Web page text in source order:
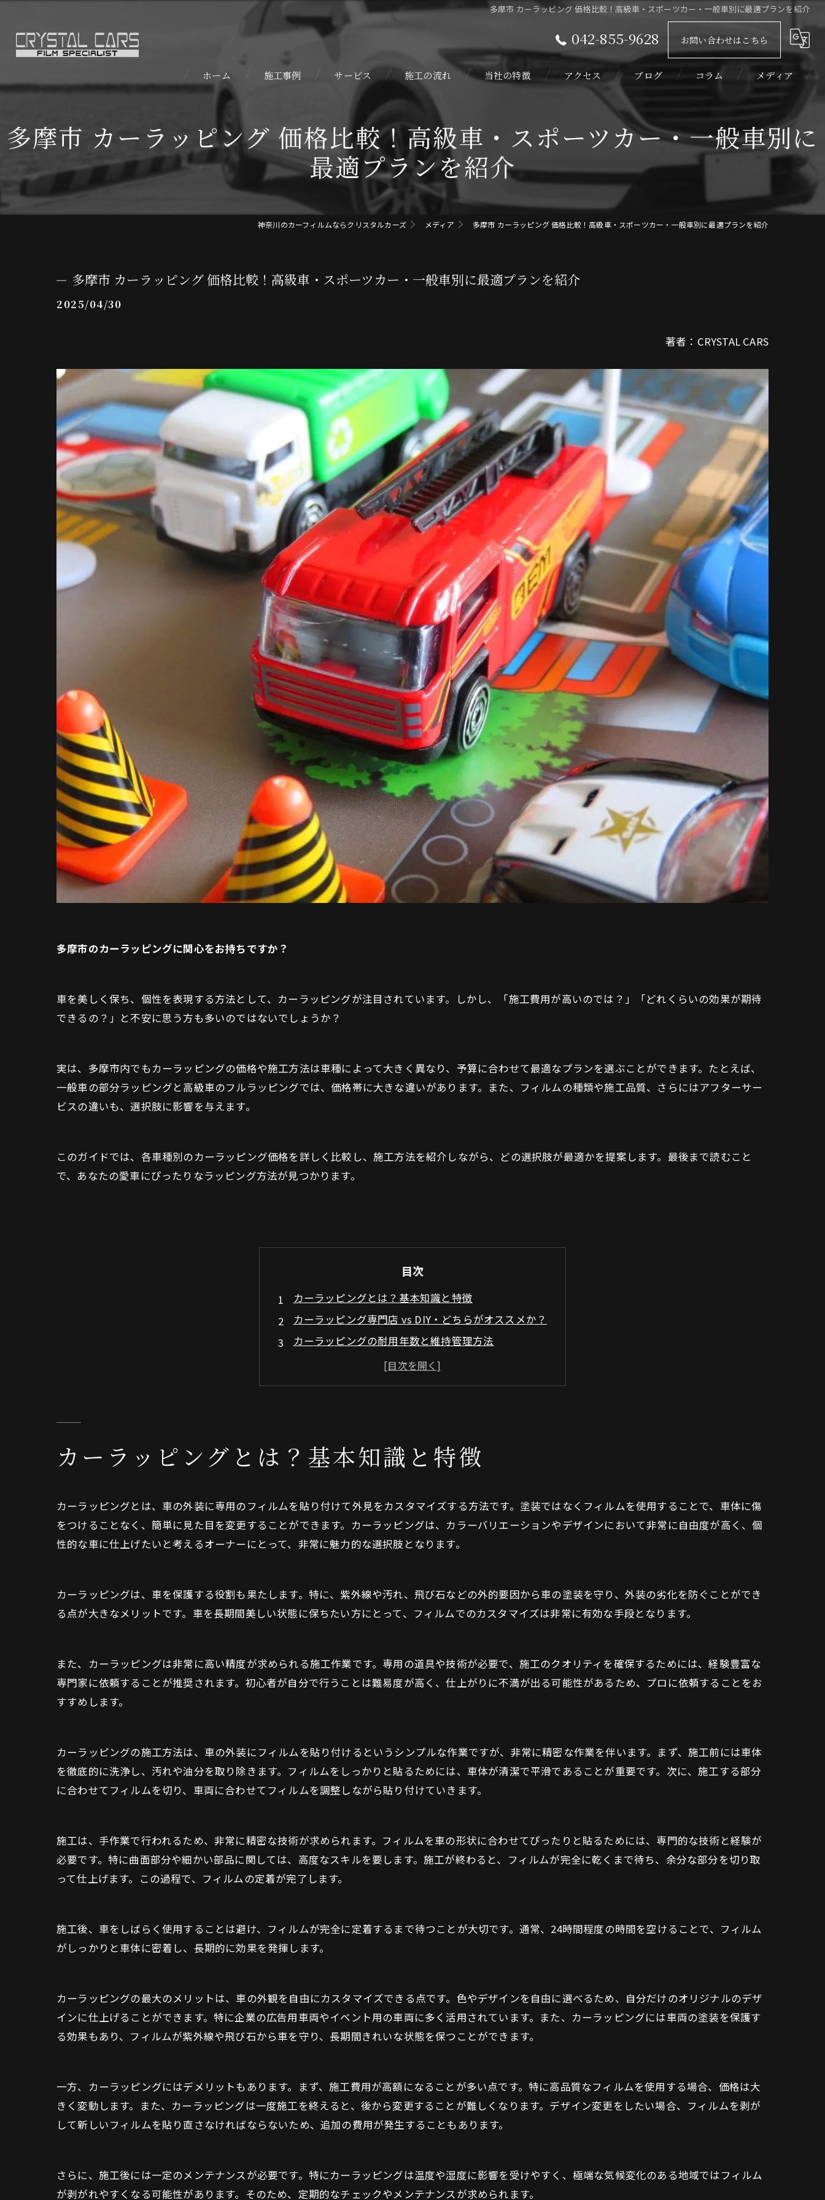
多摩市 カーラッピング 価格比較！高級車・スポーツカー・一般車別に最適プランを紹介
042-855-9628 お問い合わせはこちら
ホーム 施工事例 サービス 施工の流れ 当社の特徴
カスタム
カーラッピング
コーティング
プロテクションフィルム
アクセス ブログ コラム メディア
多摩市 カーラッピング 価格比較！高級車・スポーツカー・一般車別に
最適プランを紹介
神奈川のカーフィルムならクリスタルカーズ メディア 多摩市 カーラッピング 価格比較！高級車・スポーツカー・一般車別に最適プランを紹介
多摩市 カーラッピング 価格比較！高級車・スポーツカー・一般車別に最適プランを紹介
2025/04/30
著者：CRYSTAL CARS
多摩市のカーラッピングに関心をお持ちですか？
車を美しく保ち、個性を表現する方法として、カーラッピングが注目されています。しかし、「施工費用が高いのでは？」「どれくらいの効果が期待
できるの？」と不安に思う方も多いのではないでしょうか？
実は、多摩市内でもカーラッピングの価格や施工方法は車種によって大きく異なり、予算に合わせて最適なプランを選ぶことができます。たとえば、
一般車の部分ラッピングと高級車のフルラッピングでは、価格帯に大きな違いがあります。また、フィルムの種類や施工品質、さらにはアフターサー
ビスの違いも、選択肢に影響を与えます。
このガイドでは、各車種別のカーラッピング価格を詳しく比較し、施工方法を紹介しながら、どの選択肢が最適かを提案します。最後まで読むこと
で、あなたの愛車にぴったりなラッピング方法が見つかります。
目次
カーラッピングとは？基本知識と特徴
カーラッピング専門店 vs DIY・どちらがオススメか？
カーラッピングの耐用年数と維持管理方法
多摩市でCRYSTAL CARSが選ばれる理由
カーラッピングの基礎知識
会社概要
対応地域
カーラッピングとは？基本知識と特徴
カーラッピングとは、車の外装に専用のフィルムを貼り付けて外見をカスタマイズする方法です。塗装ではなくフィルムを使用することで、車体に傷
をつけることなく、簡単に見た目を変更することができます。カーラッピングは、カラーバリエーションやデザインにおいて非常に自由度が高く、個
性的な車に仕上げたいと考えるオーナーにとって、非常に魅力的な選択肢となります。
カーラッピングは、車を保護する役割も果たします。特に、紫外線や汚れ、飛び石などの外的要因から車の塗装を守り、外装の劣化を防ぐことができ
る点が大きなメリットです。車を長期間美しい状態に保ちたい方にとって、フィルムでのカスタマイズは非常に有効な手段となります。
また、カーラッピングは非常に高い精度が求められる施工作業です。専用の道具や技術が必要で、施工のクオリティを確保するためには、経験豊富な
専門家に依頼することが推奨されます。初心者が自分で行うことは難易度が高く、仕上がりに不満が出る可能性があるため、プロに依頼することをお
すすめします。
カーラッピングの施工方法は、車の外装にフィルムを貼り付けるというシンプルな作業ですが、非常に精密な作業を伴います。まず、施工前には車体
を徹底的に洗浄し、汚れや油分を取り除きます。フィルムをしっかりと貼るためには、車体が清潔で平滑であることが重要です。次に、施工する部分
に合わせてフィルムを切り、車両に合わせてフィルムを調整しながら貼り付けていきます。
施工は、手作業で行われるため、非常に精密な技術が求められます。フィルムを車の形状に合わせてぴったりと貼るためには、専門的な技術と経験が
必要です。特に曲面部分や細かい部品に関しては、高度なスキルを要します。施工が終わると、フィルムが完全に乾くまで待ち、余分な部分を切り取
って仕上げます。この過程で、フィルムの定着が完了します。
施工後、車をしばらく使用することは避け、フィルムが完全に定着するまで待つことが大切です。通常、24時間程度の時間を空けることで、フィルム
がしっかりと車体に密着し、長期的に効果を発揮します。
カーラッピングの最大のメリットは、車の外観を自由にカスタマイズできる点です。色やデザインを自由に選べるため、自分だけのオリジナルのデザ
インに仕上げることができます。特に企業の広告用車両やイベント用の車両に多く活用されています。また、カーラッピングには車両の塗装を保護す
る効果もあり、フィルムが紫外線や飛び石から車を守り、長期間きれいな状態を保つことができます。
一方、カーラッピングにはデメリットもあります。まず、施工費用が高額になることが多い点です。特に高品質なフィルムを使用する場合、価格は大
きく変動します。また、カーラッピングは一度施工を終えると、後から変更することが難しくなります。デザイン変更をしたい場合、フィルムを剥が
して新しいフィルムを貼り直さなければならないため、追加の費用が発生することもあります。
さらに、施工後には一定のメンテナンスが必要です。特にカーラッピングは温度や湿度に影響を受けやすく、極端な気候変化のある地域ではフィルム
が剥がれやすくなる可能性があります。そのため、定期的なチェックやメンテナンスが求められます。
お問い合わせはこちら